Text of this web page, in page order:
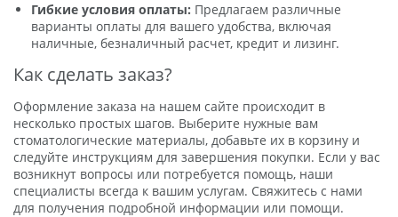
Гибкие условия оплаты: Предлагаем различные
варианты оплаты для вашего удобства, включая
наличные, безналичный расчет, кредит и лизинг.
Как сделать заказ?
Оформление заказа на нашем сайте происходит в
несколько простых шагов. Выберите нужные вам
стоматологические материалы, добавьте их в корзину и
следуйте инструкциям для завершения покупки. Если у вас
возникнут вопросы или потребуется помощь, наши
специалисты всегда к вашим услугам. Свяжитесь с нами
для получения подробной информации или помощи.